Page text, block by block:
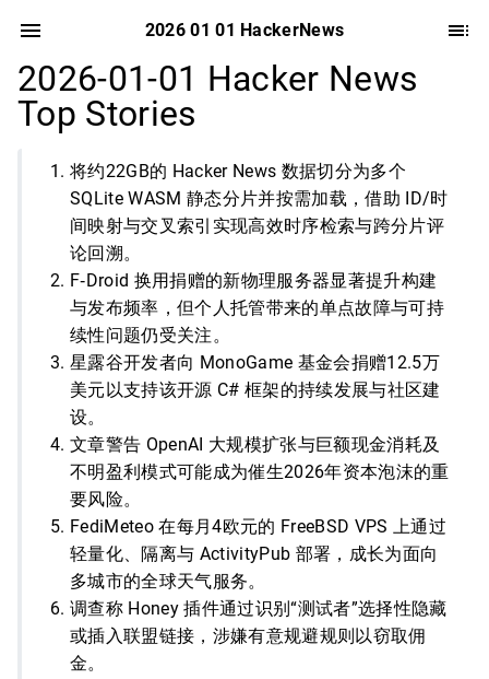
2026 01 01 HackerNews
2026-01-01 Hacker News
Top Stories
将约22GB的 Hacker News 数据切分为多个
SQLite WASM 静态分片并按需加载，借助 ID/时
间映射与交叉索引实现高效时序检索与跨分片评
论回溯。
F‑Droid 换用捐赠的新物理服务器显著提升构建
与发布频率，但个人托管带来的单点故障与可持
续性问题仍受关注。
星露谷开发者向 MonoGame 基金会捐赠12.5万
美元以支持该开源 C# 框架的持续发展与社区建
设。
文章警告 OpenAI 大规模扩张与巨额现金消耗及
不明盈利模式可能成为催生2026年资本泡沫的重
要风险。
FediMeteo 在每月4欧元的 FreeBSD VPS 上通过
轻量化、隔离与 ActivityPub 部署，成长为面向
多城市的全球天气服务。
调查称 Honey 插件通过识别“测试者”选择性隐藏
或插入联盟链接，涉嫌有意规避规则以窃取佣
金。